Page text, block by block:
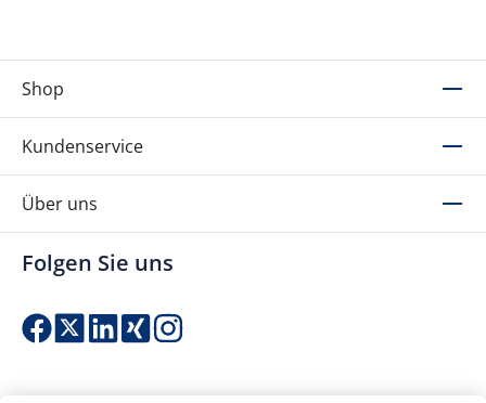
Shop
Kundenservice
Über uns
Folgen Sie uns